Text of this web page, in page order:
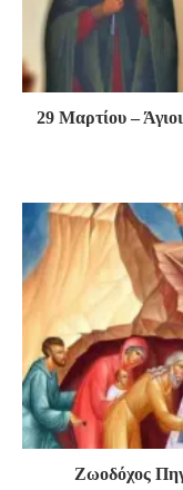
29 Μαρτίου –
Ζωοδόχος